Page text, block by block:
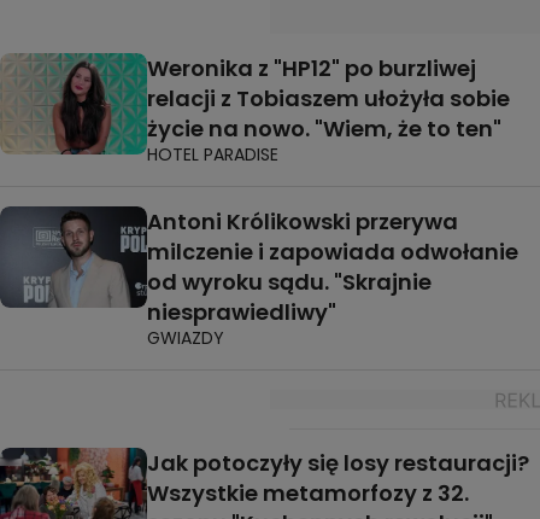
Weronika z "HP12" po burzliwej
relacji z Tobiaszem ułożyła sobie
życie na nowo. "Wiem, że to ten"
HOTEL PARADISE
Antoni Królikowski przerywa
milczenie i zapowiada odwołanie
od wyroku sądu. "Skrajnie
niesprawiedliwy"
GWIAZDY
Jak potoczyły się losy restauracji?
Wszystkie metamorfozy z 32.